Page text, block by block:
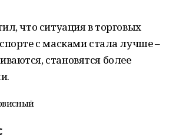
что ситуация в торговых
с масками стала лучше –
становятся более